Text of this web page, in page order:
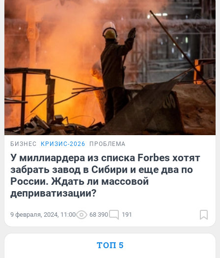
БИЗНЕС КРИЗИС-2026 ПРОБЛЕМА
У миллиардера из списка Forbes хотят
забрать завод в Сибири и еще два по
России. Ждать ли массовой
деприватизации?
9 февраля, 2024, 11:00 68 390 191
ТОП 5